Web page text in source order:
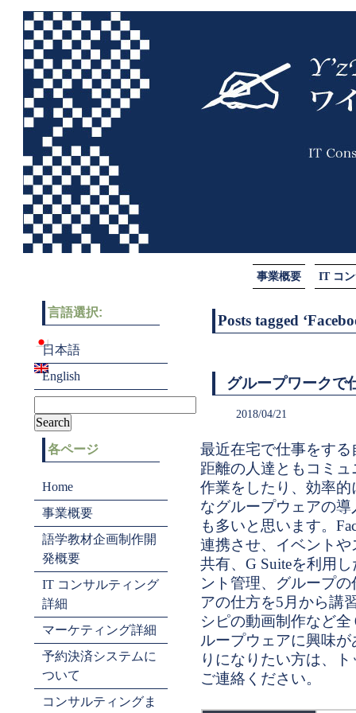
事業概要 IT コ
Posts tagged
グループワークで
2018/04/21
最近在宅で仕事をす
距離の人達ともコミ
作業をしたり、効率
なグループウェアの
も多いと思います。
連携させ、イベント
共有、G Suiteを利用
ント管理、グループ
アの仕方を5月から講
シピの動画制作など
ループウェアに興味
りになりたい方は、
ご連絡ください。
言語選択:
日本語
English
各ページ
Home
事業概要
語学教材企画制作開
発概要
IT コンサルティング
詳細
マーケティング詳細
予約決済システムに
ついて
コンサルティングま